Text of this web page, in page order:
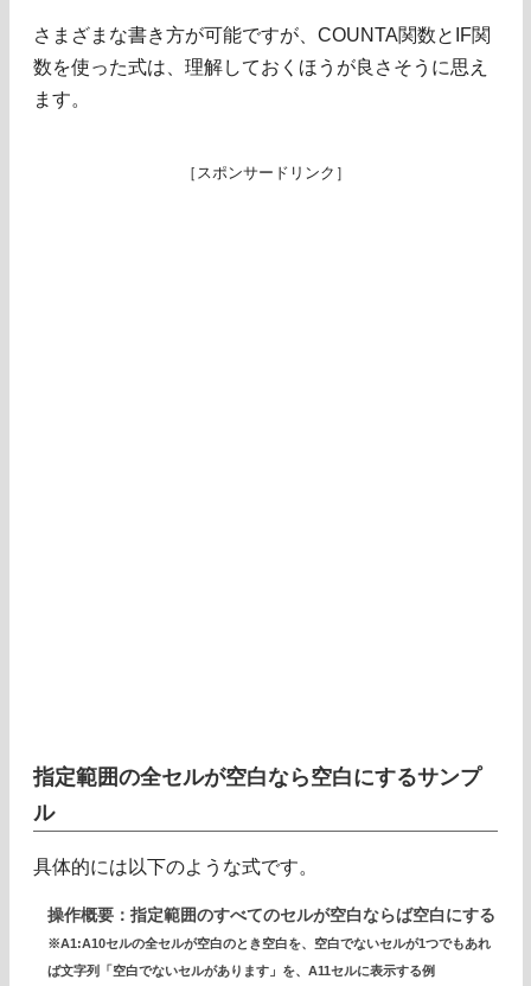
さまざまな書き方が可能ですが、COUNTA関数とIF関
数を使った式は、理解しておくほうが良さそうに思え
ます。
［スポンサードリンク］
指定範囲の全セルが空白なら空白にするサンプ
ル
具体的には以下のような式です。
操作概要：指定範囲のすべてのセルが空白ならば空白にする
※A1:A10セルの全セルが空白のとき空白を、空白でないセルが1つでもあれ
ば文字列「空白でないセルがあります」を、A11セルに表示する例